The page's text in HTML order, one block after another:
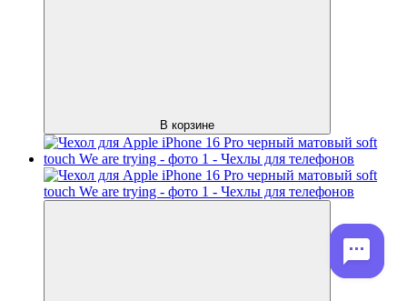
В корзине